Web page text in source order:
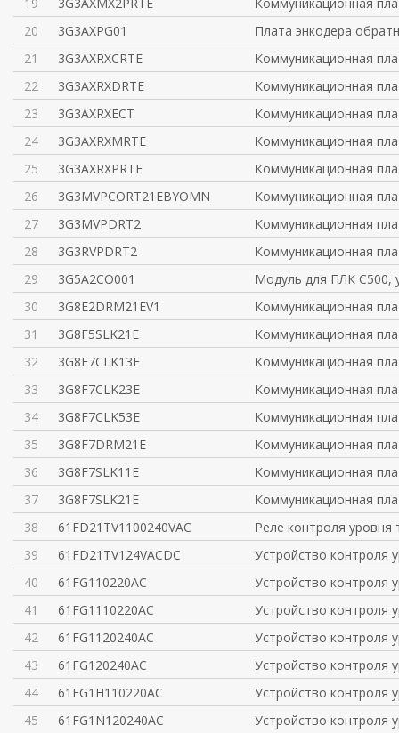
20
3G3AXPG01
Плата энкодера
21
3G3AXRXCRTE
Коммуникационная
22
3G3AXRXDRTE
Коммуникационная
23
3G3AXRXECT
Коммуникационная
24
3G3AXRXMRTE
Коммуникационная
25
3G3AXRXPRTE
Коммуникационная
26
3G3MVPCORT21EBYOMN
Коммуникационная
27
3G3MVPDRT2
Коммуникационная
28
3G3RVPDRT2
Коммуникационная
29
3G5A2CO001
Модуль для ПЛК C500,
30
3G8E2DRM21EV1
Коммуникационная
31
3G8F5SLK21E
Коммуникационная
32
3G8F7CLK13E
Коммуникационная
33
3G8F7CLK23E
Коммуникационная
34
3G8F7CLK53E
Коммуникационная
35
3G8F7DRM21E
Коммуникационная
36
3G8F7SLK11E
Коммуникационная
37
3G8F7SLK21E
Коммуникационная
38
61FD21TV1100240VAC
Реле контроля уровня
39
61FD21TV124VACDC
Устройство контроля
40
61FG110220AC
Устройство контроля
41
61FG1110220AC
Устройство контроля
42
61FG1120240AC
Устройство контроля
43
61FG120240AC
Устройство контроля
44
61FG1H110220AC
Устройство контроля
45
61FG1N120240AC
Устройство контроля